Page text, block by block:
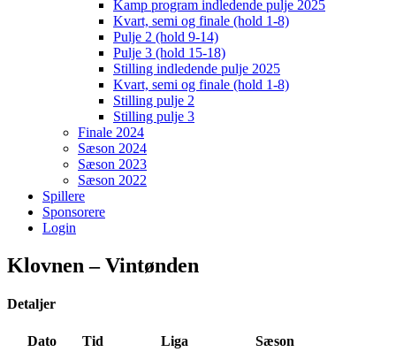
Kamp program indledende pulje 2025
Kvart, semi og finale (hold 1-8)
Pulje 2 (hold 9-14)
Pulje 3 (hold 15-18)
Stilling indledende pulje 2025
Kvart, semi og finale (hold 1-8)
Stilling pulje 2
Stilling pulje 3
Finale 2024
Sæson 2024
Sæson 2023
Sæson 2022
Spillere
Sponsorere
Login
Klovnen – Vintønden
Detaljer
Dato Tid Liga
Sæson